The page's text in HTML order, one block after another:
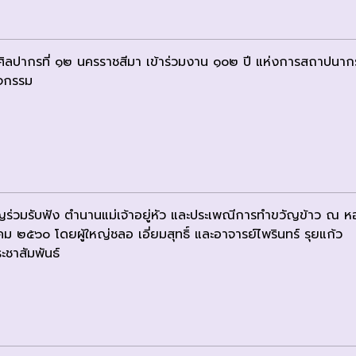
ปากรที่ ๑๒ นครราชสีมา เข้าร่วมงาน ๑๐๒ ปี แห่งการสถาปนา
รรม
ร่วมรับฟัง ตำนานแม่เจ้าอยู่หัว และประเพณีการทำขวัญข้าว ณ
๒๕๖๐ โดยผู้ใหญ่ชลอ เอี่ยมสุทธิ์ และอาจารย์ไพรินทร์ รุยแก้ว
ชาสัมพันธ์